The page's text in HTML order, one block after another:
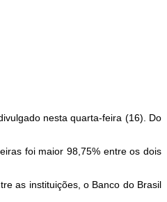
nesta quarta-feira (16). Do
foi maior 98,75% entre os dois
as instituições, o Banco do Brasil